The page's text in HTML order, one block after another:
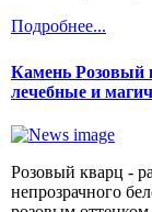
Подробнее...
Камень Розовый
лечебные и
Розовый кварц -
непрозрачного